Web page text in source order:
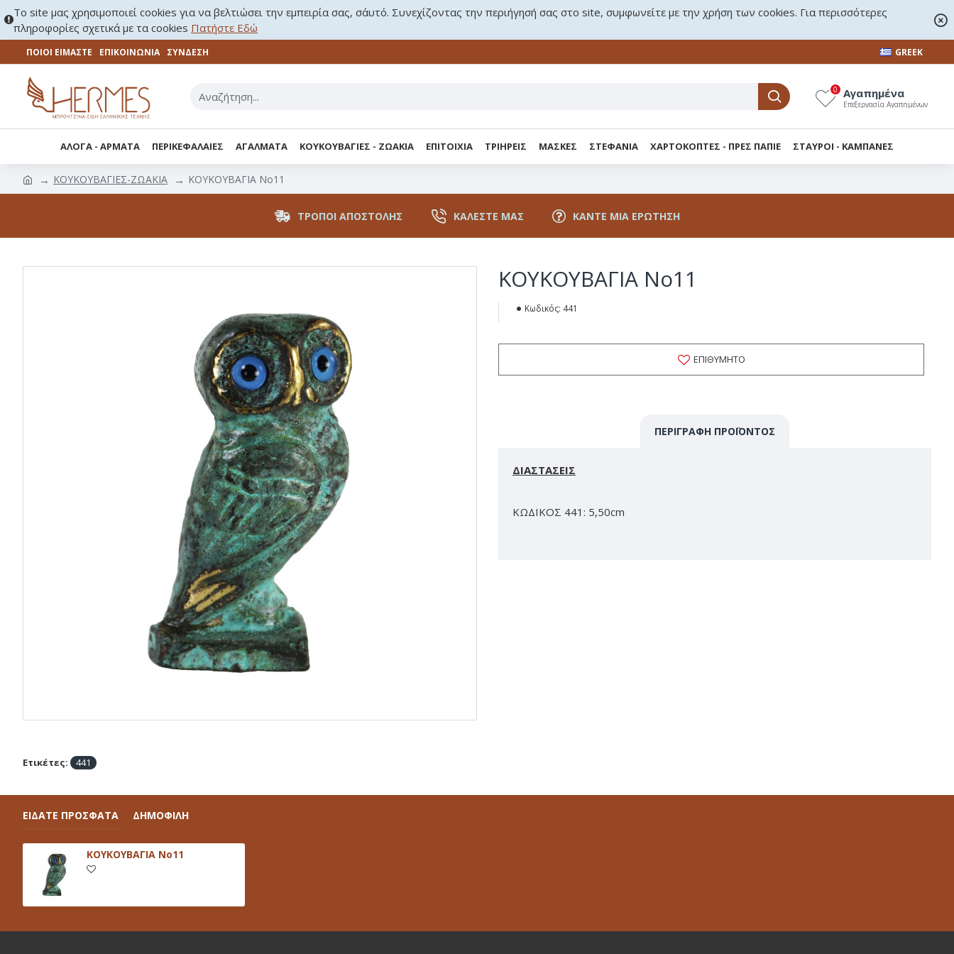
Το site μας χρησιμοποιεί cookies για να βελτιώσει την εμπειρία σας, σ΄αυτό. Συνεχίζοντας την περιήγησή σας στο site, συμφωνείτε με την χρήση των cookies. Για περισσότερες
πληροφορίες σχετικά με τα cookies Πατήστε Εδώ
ΠΟΙΟΙ ΕΙΜΑΣΤΕ ΕΠΙΚΟΙΝΩΝΊΑ ΣΎΝΔΕΣΗ GREEK
Αγαπημένα
Επεξεργασία Αγαπημένων
0
ΑΛΟΓΑ - ΑΡΜΑΤΑ ΠΕΡΙΚΕΦΑΛΑΙΕΣ ΑΓΑΛΜΑΤΑ ΚΟΥΚΟΥΒΑΓΙΕΣ - ΖΩΑΚΙΑ ΕΠΙΤΟΙΧΙΑ ΤΡΙΗΡΕΙΣ ΜΑΣΚΕΣ ΣΤΕΦΑΝΙΑ ΧΑΡΤΟΚΟΠΤΕΣ - ΠΡΕΣ ΠΑΠΙΕ ΣΤΑΥΡΟΙ - KΑΜΠΑΝΕΣ
ΚΟΥΚΟΥΒΑΓΙΕΣ-ΖΩΑΚΙΑ ΚΟΥΚΟΥΒΑΓΙΑ Νο11
ΤΡΌΠΟΙ ΑΠΟΣΤΟΛΉΣ ΚΑΛΈΣΤΕ ΜΑΣ ΚΆΝΤΕ ΜΙΑ ΕΡΏΤΗΣΗ
ΚΟΥΚΟΥΒΑΓΙΑ Νο11
Κωδικός: 441
ΕΠΙΘΥΜΗΤΌ
ΠΕΡΙΓΡΑΦΉ ΠΡΟΪΌΝΤΟΣ
ΔΙΑΣΤΑΣΕΙΣ
ΚΩΔΙΚΟΣ 441: 5,50cm
Ετικέτες: 441
ΕΙΔΑΤΕ ΠΡΟΣΦΑΤΑ ΔΗΜΟΦΙΛΗ
ΚΟΥΚΟΥΒΑΓΙΑ Νο11